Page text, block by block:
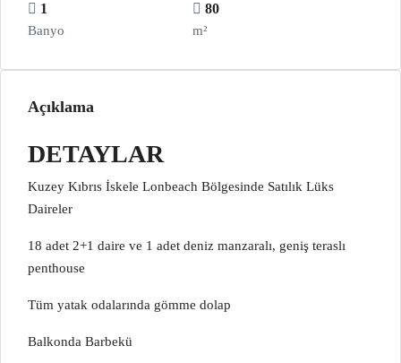
1
Banyo
80
m²
Açıklama
DETAYLAR
Kuzey Kıbrıs İskele Lonbeach Bölgesinde Satılık Lüks
Daireler
18 adet 2+1 daire ve 1 adet deniz manzaralı, geniş teraslı
penthouse
Tüm yatak odalarında gömme dolap
Balkonda Barbekü